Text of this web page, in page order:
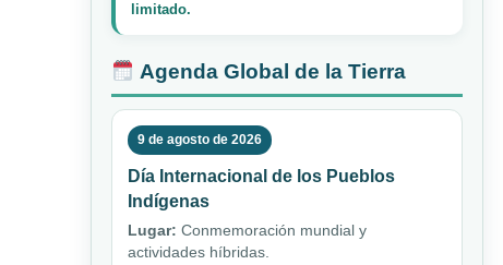
limitado.
Agenda Global de la Tierra
9 de agosto de 2026
Día Internacional de los Pueblos
Indígenas
Lugar: Conmemoración mundial y
actividades híbridas.